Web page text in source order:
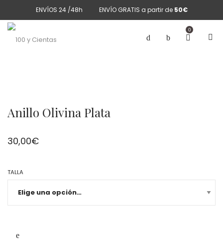
ENVÍOS 24 /48h ENVÍO GRATIS a partir de 50€
0
Anillo Olivina Plata
30,00€
TALLA